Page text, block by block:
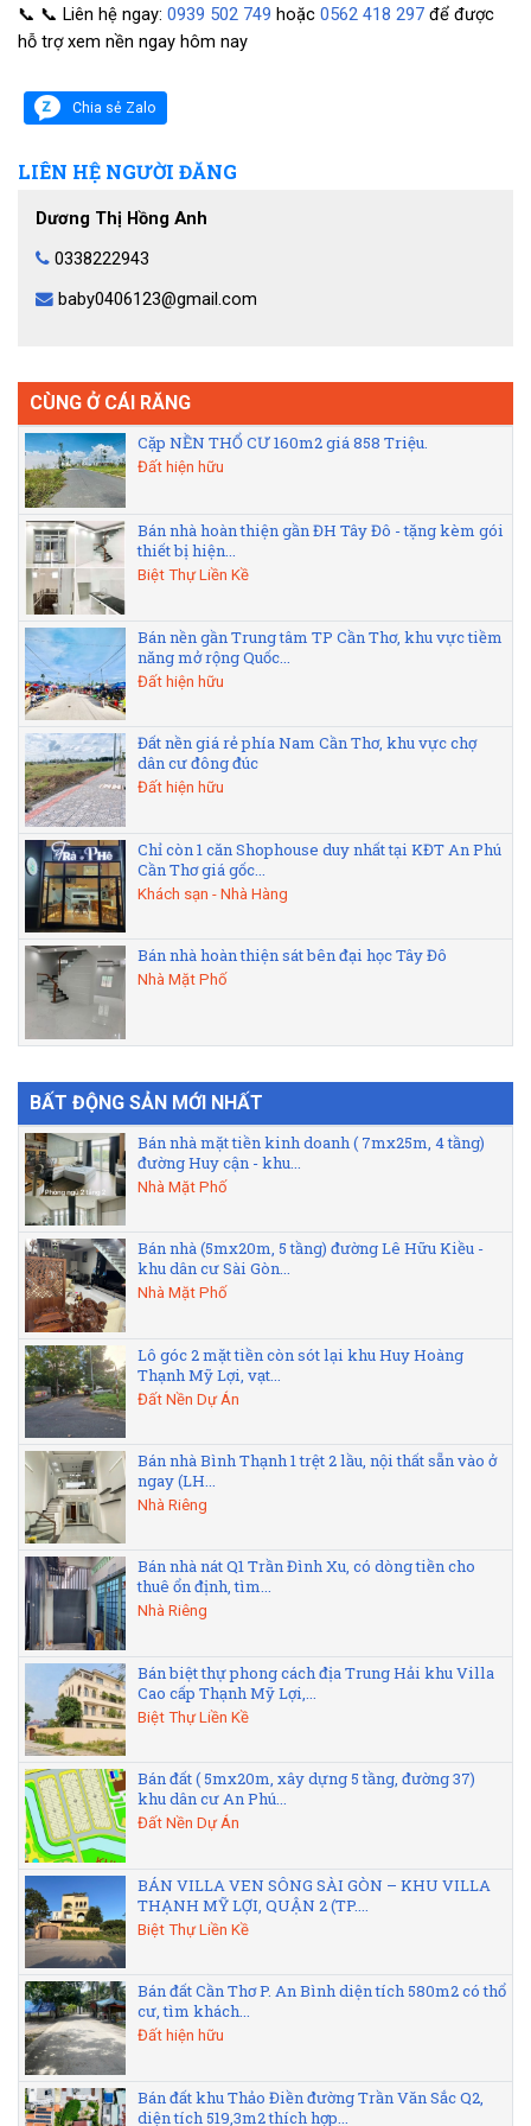
📞 📞 Liên hệ ngay: 0939 502 749 hoặc 0562 418 297 để được
hỗ trợ xem nền ngay hôm nay
Chia sẻ Zalo
LIÊN HỆ NGƯỜI ĐĂNG
Dương Thị Hồng Anh
0338222943
baby0406123@gmail.com
CÙNG Ở CÁI RĂNG
Cặp NỀN THỔ CƯ 160m2 giá 858 Triệu.
Đất hiện hữu
Bán nhà hoàn thiện gần ĐH Tây Đô - tặng kèm gói
thiết bị hiện...
Biệt Thự Liền Kề
Bán nền gần Trung tâm TP Cần Thơ, khu vực tiềm
năng mở rộng Quốc...
Đất hiện hữu
Đất nền giá rẻ phía Nam Cần Thơ, khu vực chợ
dân cư đông đúc
Đất hiện hữu
Chỉ còn 1 căn Shophouse duy nhất tại KĐT An Phú
Cần Thơ giá gốc...
Khách sạn - Nhà Hàng
Bán nhà hoàn thiện sát bên đại học Tây Đô
Nhà Mặt Phố
BẤT ĐỘNG SẢN MỚI NHẤT
Bán nhà mặt tiền kinh doanh ( 7mx25m, 4 tầng)
đường Huy cận - khu...
Nhà Mặt Phố
Bán nhà (5mx20m, 5 tầng) đường Lê Hữu Kiều -
khu dân cư Sài Gòn...
Nhà Mặt Phố
Lô góc 2 mặt tiền còn sót lại khu Huy Hoàng
Thạnh Mỹ Lợi, vạt...
Đất Nền Dự Án
Bán nhà Bình Thạnh 1 trệt 2 lầu, nội thất sẵn vào ở
ngay (LH...
Nhà Riêng
Bán nhà nát Q1 Trần Đình Xu, có dòng tiền cho
thuê ổn định, tìm...
Nhà Riêng
Bán biệt thự phong cách địa Trung Hải khu Villa
Cao cấp Thạnh Mỹ Lợi,...
Biệt Thự Liền Kề
Bán đất ( 5mx20m, xây dựng 5 tầng, đường 37)
khu dân cư An Phú...
Đất Nền Dự Án
BÁN VILLA VEN SÔNG SÀI GÒN – KHU VILLA
THẠNH MỸ LỢI, QUẬN 2 (TP....
Biệt Thự Liền Kề
Bán đất Cần Thơ P. An Bình diện tích 580m2 có thổ
cư, tìm khách...
Đất hiện hữu
Bán đất khu Thảo Điền đường Trần Văn Sắc Q2,
diện tích 519,3m2 thích hợp...